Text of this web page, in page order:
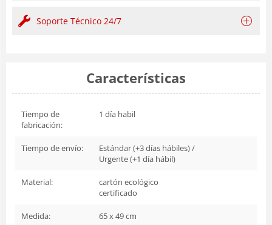
Soporte Técnico 24/7
Características
Tiempo de
fabricación:
1 día habil
Tiempo de envío:
Estándar (+3 días hábiles) /
Urgente (+1 día hábil)
Material:
cartón ecológico
certificado
Medida: 65 x 49 cm